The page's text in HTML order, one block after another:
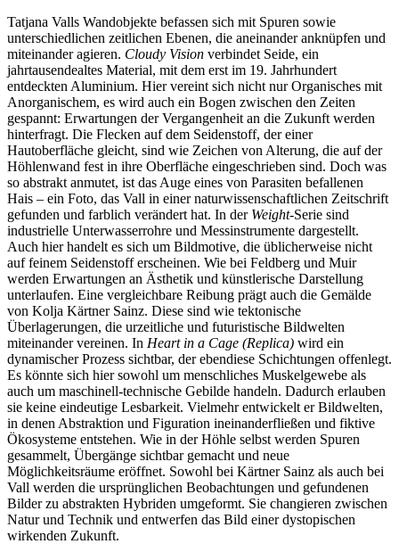
Tatjana Valls Wandobjekte befassen sich mit Spuren sowie
unterschiedlichen zeitlichen Ebenen, die aneinander anknüpfen und
miteinander agieren. Cloudy Vision verbindet Seide, ein
jahrtausendealtes Material, mit dem erst im 19. Jahrhundert
entdeckten Aluminium. Hier vereint sich nicht nur Organisches mit
Anorganischem, es wird auch ein Bogen zwischen den Zeiten
gespannt: Erwartungen der Vergangenheit an die Zukunft werden
hinterfragt. Die Flecken auf dem Seidenstoff, der einer
Hautoberfläche gleicht, sind wie Zeichen von Alterung, die auf der
Höhlenwand fest in ihre Oberfläche eingeschrieben sind. Doch was
so abstrakt anmutet, ist das Auge eines von Parasiten befallenen
Hais – ein Foto, das Vall in einer naturwissenschaftlichen Zeitschrift
gefunden und farblich verändert hat. In der Weight-Serie sind
industrielle Unterwasserrohre und Messinstrumente dargestellt.
Auch hier handelt es sich um Bildmotive, die üblicherweise nicht
auf feinem Seidenstoff erscheinen. Wie bei Feldberg und Muir
werden Erwartungen an Ästhetik und künstlerische Darstellung
unterlaufen. Eine vergleichbare Reibung prägt auch die Gemälde
von Kolja Kärtner Sainz. Diese sind wie tektonische
Überlagerungen, die urzeitliche und futuristische Bildwelten
miteinander vereinen. In Heart in a Cage (Replica) wird ein
dynamischer Prozess sichtbar, der ebendiese Schichtungen offenlegt.
Es könnte sich hier sowohl um menschliches Muskelgewebe als
auch um maschinell-technische Gebilde handeln. Dadurch erlauben
sie keine eindeutige Lesbarkeit. Vielmehr entwickelt er Bildwelten,
in denen Abstraktion und Figuration ineinanderfließen und fiktive
Ökosysteme entstehen. Wie in der Höhle selbst werden Spuren
gesammelt, Übergänge sichtbar gemacht und neue
Möglichkeitsräume eröffnet. Sowohl bei Kärtner Sainz als auch bei
Vall werden die ursprünglichen Beobachtungen und gefundenen
Bilder zu abstrakten Hybriden umgeformt. Sie changieren zwischen
Natur und Technik und entwerfen das Bild einer dystopischen
wirkenden Zukunft.